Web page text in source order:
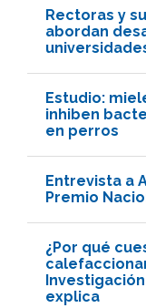
Rectoras y
abordan
Estudio:
inhiben
en perros
Entrevista a
Premio
¿Por qué
explica